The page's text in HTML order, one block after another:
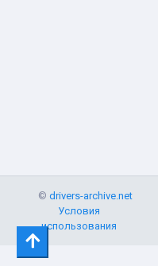
©drivers-archive.net
Условия
использования